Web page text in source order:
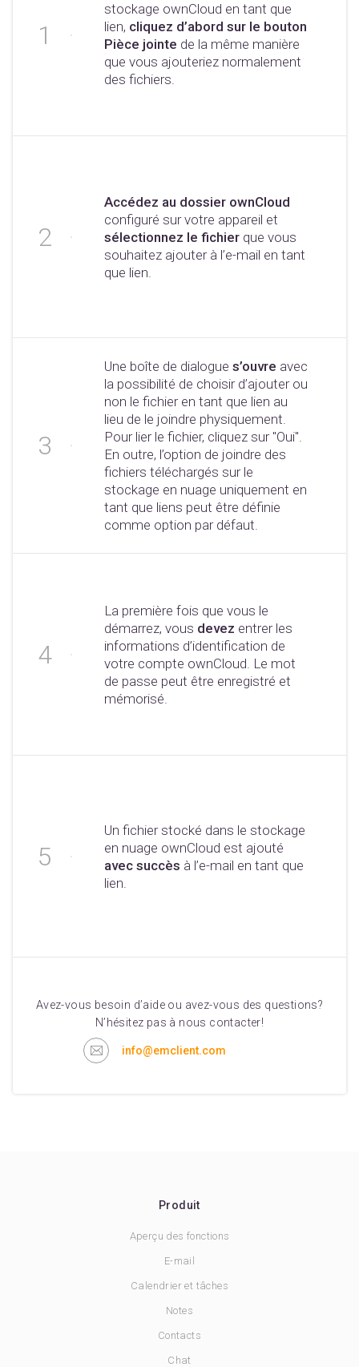
stockage ownCloud en tant que
lien, cliquez d’abord sur le bouton
Pièce jointe de la même manière
que vous ajouteriez normalement
des fichiers.
Accédez au dossier ownCloud
configuré sur votre appareil et
sélectionnez le fichier que vous
souhaitez ajouter à l’e-mail en tant
que lien.
Une boîte de dialogue s’ouvre avec
la possibilité de choisir d’ajouter ou
non le fichier en tant que lien au
lieu de le joindre physiquement.
Pour lier le fichier, cliquez sur "Oui".
En outre, l’option de joindre des
fichiers téléchargés sur le
stockage en nuage uniquement en
tant que liens peut être définie
comme option par défaut.
La première fois que vous le
démarrez, vous devez entrer les
informations d’identification de
votre compte ownCloud. Le mot
de passe peut être enregistré et
mémorisé.
Un fichier stocké dans le stockage
en nuage ownCloud est ajouté
avec succès à l’e-mail en tant que
lien.
Avez-vous besoin d’aide ou avez-vous des questions?
N’hésitez pas à nous contacter!
info@emclient.com
Produit
Aperçu des fonctions
E-mail
Calendrier et tâches
Notes
Contacts
Chat